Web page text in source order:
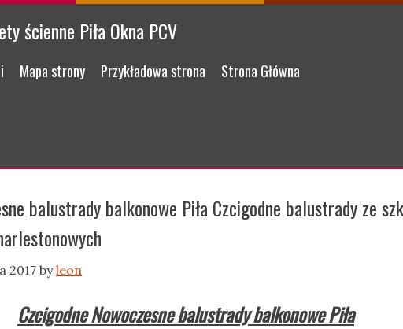
ścienne Piła Okna PCV
Mapa strony Przykładowa strona Strona Główna
balustrady balkonowe Piła Czcigodne balustrady ze
2017 byleon
Czcigodne Nowoczesne balustrady balkonowe Piła